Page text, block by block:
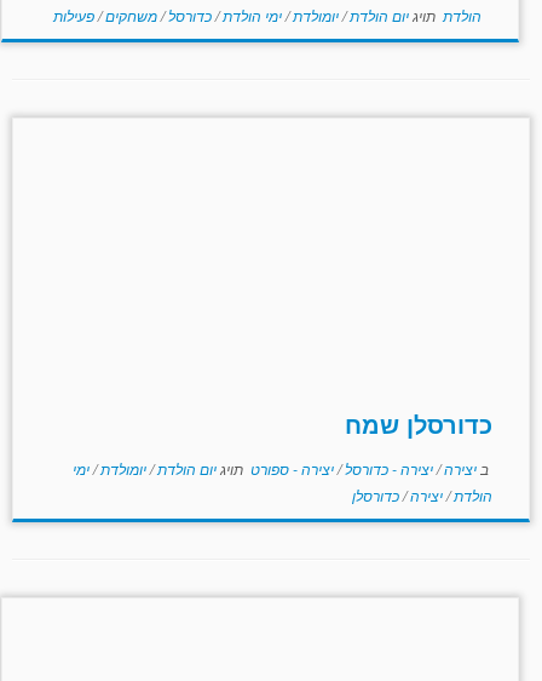
הולדת תויגיום הולדת/יומולדת/ימי הולדת/כדורסל/משחקים/פעילות
כדורסלן שמח
ב יצירה/יצירה - כדורסל/יצירה - ספורט תויגיום הולדת/יומולדת/ימי
הולדת/יצירה/כדורסלן